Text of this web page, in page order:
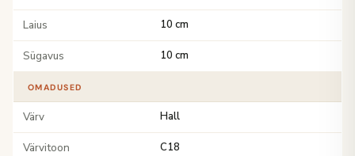
Laius 10 cm
Sügavus 10 cm
OMADUSED
Värv Hall
Värvitoon C18